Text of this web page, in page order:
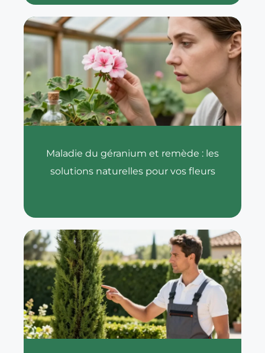
Maladie du géranium et remède : les
solutions naturelles pour vos fleurs